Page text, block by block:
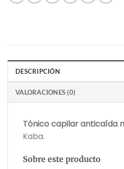
DESCRIPCIÓN
VALORACIONES (0)
Tónico capilar anticaída
Kaba.
Sobre este producto